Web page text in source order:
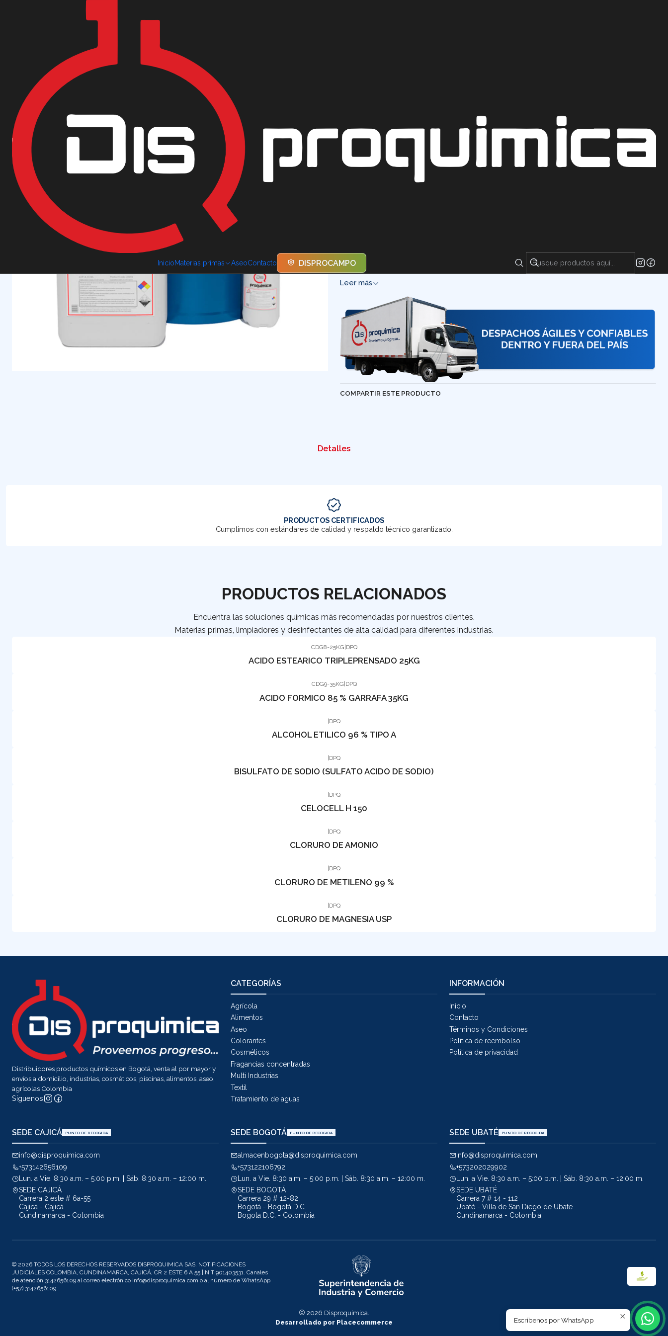
InicioMaterias primas AseoContacto DISPROCAMPO
Encuentra nuestras sedes y puntos de venta
Cosméticos AGUA DESTILADA
AGREGAR AL CARRITO
sales, minerales y otras impurezas. Su alta pureza la hace ideal para aplicaciones que
requieren agua libre de contaminantes. País de Origen: Colombia
Leer más
COMPARTIR ESTE PRODUCTO
Detalles
PRODUCTOS CERTIFICADOS
Cumplimos con estándares de calidad y respaldo técnico garantizado.
PRODUCTOS RELACIONADOS
Encuentra las soluciones químicas más recomendadas por nuestros clientes.
Materias primas, limpiadores y desinfectantes de alta calidad para diferentes industrias.
CDG8-25KG DPQ
ACIDO ESTEARICO TRIPLEPRENSADO 25KG
CDG9-35KG DPQ
ACIDO FORMICO 85 % GARRAFA 35KG
|DPQ
ALCOHOL ETILICO 96 % TIPO A
|DPQ
BISULFATO DE SODIO (SULFATO ACIDO DE SODIO)
DPQ
CELOCELL H 150
DPQ
CLORURO DE AMONIO
DPQ
CLORURO DE METILENO 99 %
|DPQ
CLORURO DE MAGNESIA USP
Distribuidores productos químicos en Bogotá, venta al por mayor y
envíos a domicilio, industrias, cosméticos, piscinas, alimentos, aseo,
agrícolas Colombia
Síguenos
CATEGORÍAS
Agrícola
Alimentos
Aseo
Colorantes
Cosméticos
Fragancias concentradas
Multi Industrias
Textil
Tratamiento de aguas
INFORMACIÓN
Inicio
Contacto
Términos y Condiciones
Politica de reembolso
Política de privacidad
SEDE CAJICÁ PUNTO DE RECOGIDA
info@disproquimica.com
+573142656109
Lun. a Vie. 8:30 a.m. – 5:00 p.m. | Sáb. 8:30 a.m. – 12:00 m.
SEDE CAJICÁ
Carrera 2 este # 6a-55
Cajicá - Cajicá
Cundinamarca - Colombia
SEDE BOGOTÁ PUNTO DE RECOGIDA
almacenbogota@disproquimica.com
+573122106792
Lun. a Vie. 8:30 a.m. – 5:00 p.m. | Sáb. 8:30 a.m. – 12:00 m.
SEDE BOGOTÁ
Carrera 29 # 12-82
Bogotá - Bogotá D.C.
Bogota D.C. - Colombia
SEDE UBATÉ PUNTO DE RECOGIDA
info@disproquimica.com
+573202029902
Lun. a Vie. 8:30 a.m. – 5:00 p.m. | Sáb. 8:30 a.m. – 12:00 m.
SEDE UBATÉ
Carrera 7 # 14 - 112
Ubaté - Villa de San Diego de Ubate
Cundinamarca - Colombia
© 2026 TODOS LOS DERECHOS RESERVADOS DISPROQUIMICA SAS. NOTIFICACIONES
JUDICIALES COLOMBIA, CUNDINAMARCA, CAJICÁ, CR 2 ESTE 6 A 55 | NIT 901403531. Canales
de atención 3142656109 al correo electrónico info@disproquimica.com o al número de WhatsApp
(+57) 3142656109.
2026 Disproquimica.
Desarrollado por Placecommerce
Escríbenos por WhatsApp